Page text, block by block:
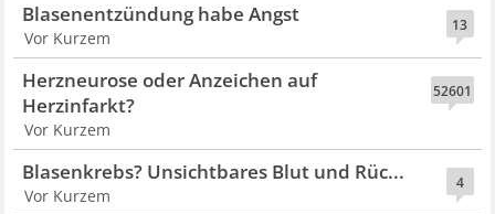
13
Blasenentzündung habe Angst
Vor Kurzem
52601
Herzneurose oder Anzeichen auf
Herzinfarkt?
Vor Kurzem
4
Blasenkrebs? Unsichtbares Blut und Rüc...
Vor Kurzem